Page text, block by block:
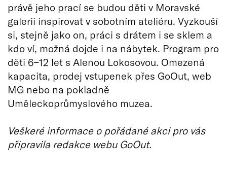
právě jeho prací se budou děti v Moravské
galerii inspirovat v sobotním ateliéru. Vyzkouší
si, stejně jako on, práci s drátem i se sklem a
kdo ví, možná dojde i na nábytek. Program pro
děti 6−12 let s Alenou Lokosovou. Omezená
kapacita, prodej vstupenek přes GoOut, web
MG nebo na pokladně
Uměleckoprůmyslového muzea.
Veškeré informace o pořádané akci pro vás
připravila redakce webu GoOut.